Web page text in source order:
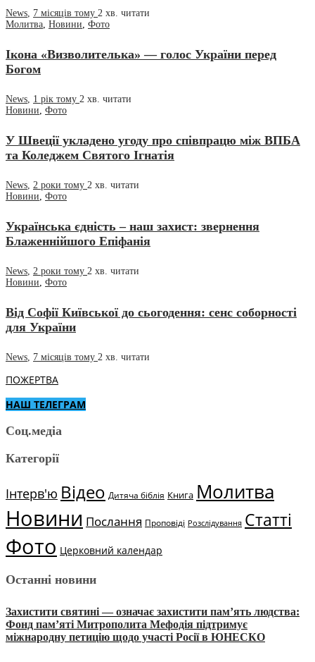
News, 7 місяців тому 2 хв. читати
Молитва, Новини, Фото
Ікона «Визволителька» — голос України перед
Богом
News, 1 рік тому 2 хв. читати
Новини, Фото
У Швеції укладено угоду про співпрацю між ВПБА
та Коледжем Святого Ігнатія
News 2 роки тому 2 хв. читати
Новини Фото
Українська єдність – наш захист: звернення
Блаженнійшого Епіфанія
News 2 роки тому 2 хв. читати
Новини Фото
Від Софії Київської до сьогодення: сенс соборності
для України
News 7 місяців тому 2 хв. читати
ПОЖЕРТВА
НАШ ТЕЛЕГРАМ
Соц.медіа
Категорії
Інтерв'ю Відео Дитяча біблія Книга Молитва
Новини Послання Проповіді Розслідування Статті
Фото Церковний календар
Останні новини
Захистити святині — означає захистити пам’ять людства:
Фонд пам’яті Митрополита Мефодія підтримує
міжнародну петицію щодо участі Росії в ЮНЕСКО